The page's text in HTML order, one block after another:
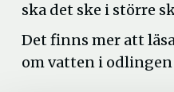
ska det ske i större
Det finns mer att
om vatten i